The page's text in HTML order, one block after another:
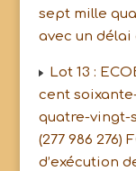
sept mille
avec un délai
Lot 13 :
cent
quatre-vingt-
(277 986 276)
d’exécution